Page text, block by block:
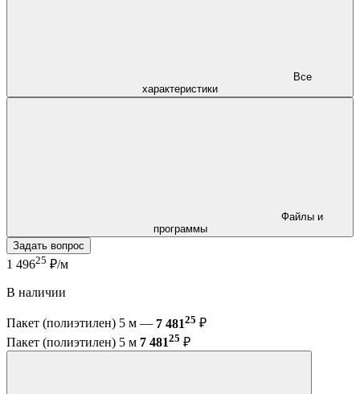
характеристики
программы
Задать вопрос
1 49625 ₽/м
В наличии
Пакет (полиэтилен) 5 м — 7 48125 ₽
Пакет (полиэтилен) 5 м 7 48125 ₽